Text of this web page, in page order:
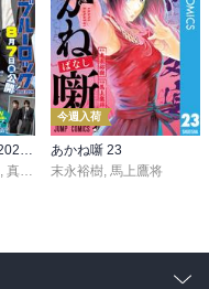
週刊少年マガジン 2026年36・37号[2026年8月5日発売]
, 真島ヒロ ,宮島礼吏,新川直司
今週入荷
あかね噺 23
末永裕樹, 馬上鷹将